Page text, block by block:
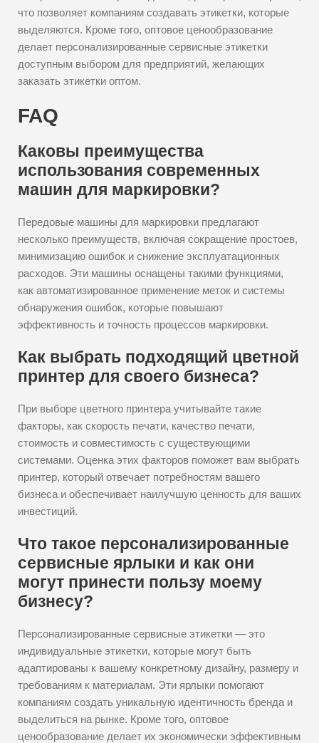
что позволяет компаниям создавать этикетки, которые
выделяются. Кроме того, оптовое ценообразование
делает персонализированные сервисные этикетки
доступным выбором для предприятий, желающих
заказать этикетки оптом.
FAQ
Каковы преимущества
использования современных
машин для маркировки?
Передовые машины для маркировки предлагают
несколько преимуществ, включая сокращение простоев,
минимизацию ошибок и снижение эксплуатационных
расходов. Эти машины оснащены такими функциями,
как автоматизированное применение меток и системы
обнаружения ошибок, которые повышают
эффективность и точность процессов маркировки.
Как выбрать подходящий цветной
принтер для своего бизнеса?
При выборе цветного принтера учитывайте такие
факторы, как скорость печати, качество печати,
стоимость и совместимость с существующими
системами. Оценка этих факторов поможет вам выбрать
принтер, который отвечает потребностям вашего
бизнеса и обеспечивает наилучшую ценность для ваших
инвестиций.
Что такое персонализированные
сервисные ярлыки и как они
могут принести пользу моему
бизнесу?
Персонализированные сервисные этикетки — это
индивидуальные этикетки, которые могут быть
адаптированы к вашему конкретному дизайну, размеру и
требованиям к материалам. Эти ярлыки помогают
компаниям создать уникальную идентичность бренда и
выделиться на рынке. Кроме того, оптовое
ценообразование делает их экономически эффективным